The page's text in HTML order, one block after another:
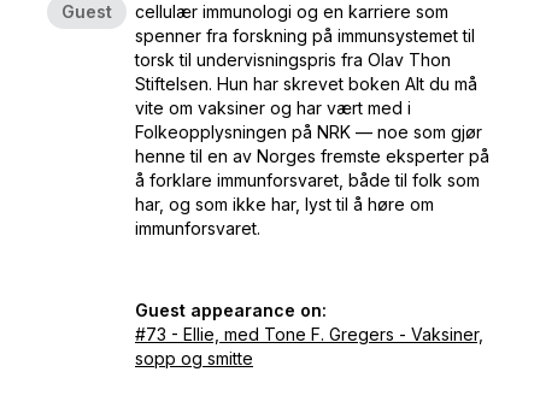
Guest
cellulær immunologi og en karriere som
spenner fra forskning på immunsystemet til
torsk til undervisningspris fra Olav Thon
Stiftelsen. Hun har skrevet boken Alt du må
vite om vaksiner og har vært med i
Folkeopplysningen på NRK — noe som gjør
henne til en av Norges fremste eksperter på
å forklare immunforsvaret, både til folk som
har, og som ikke har, lyst til å høre om
immunforsvaret.
Guest appearance on:
#73 - Ellie, med Tone F. Gregers - Vaksiner,
sopp og smitte